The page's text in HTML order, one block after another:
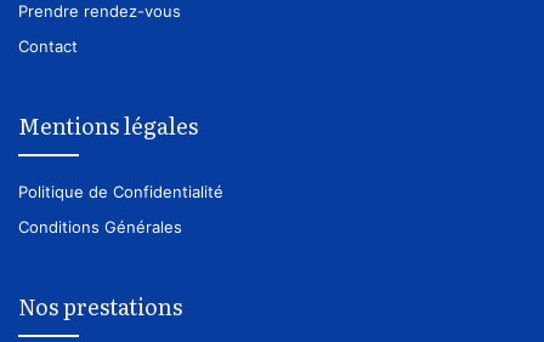
Prendre rendez-vous
Contact
Mentions légales
Politique de Confidentialité
Conditions Générales
Nos prestations